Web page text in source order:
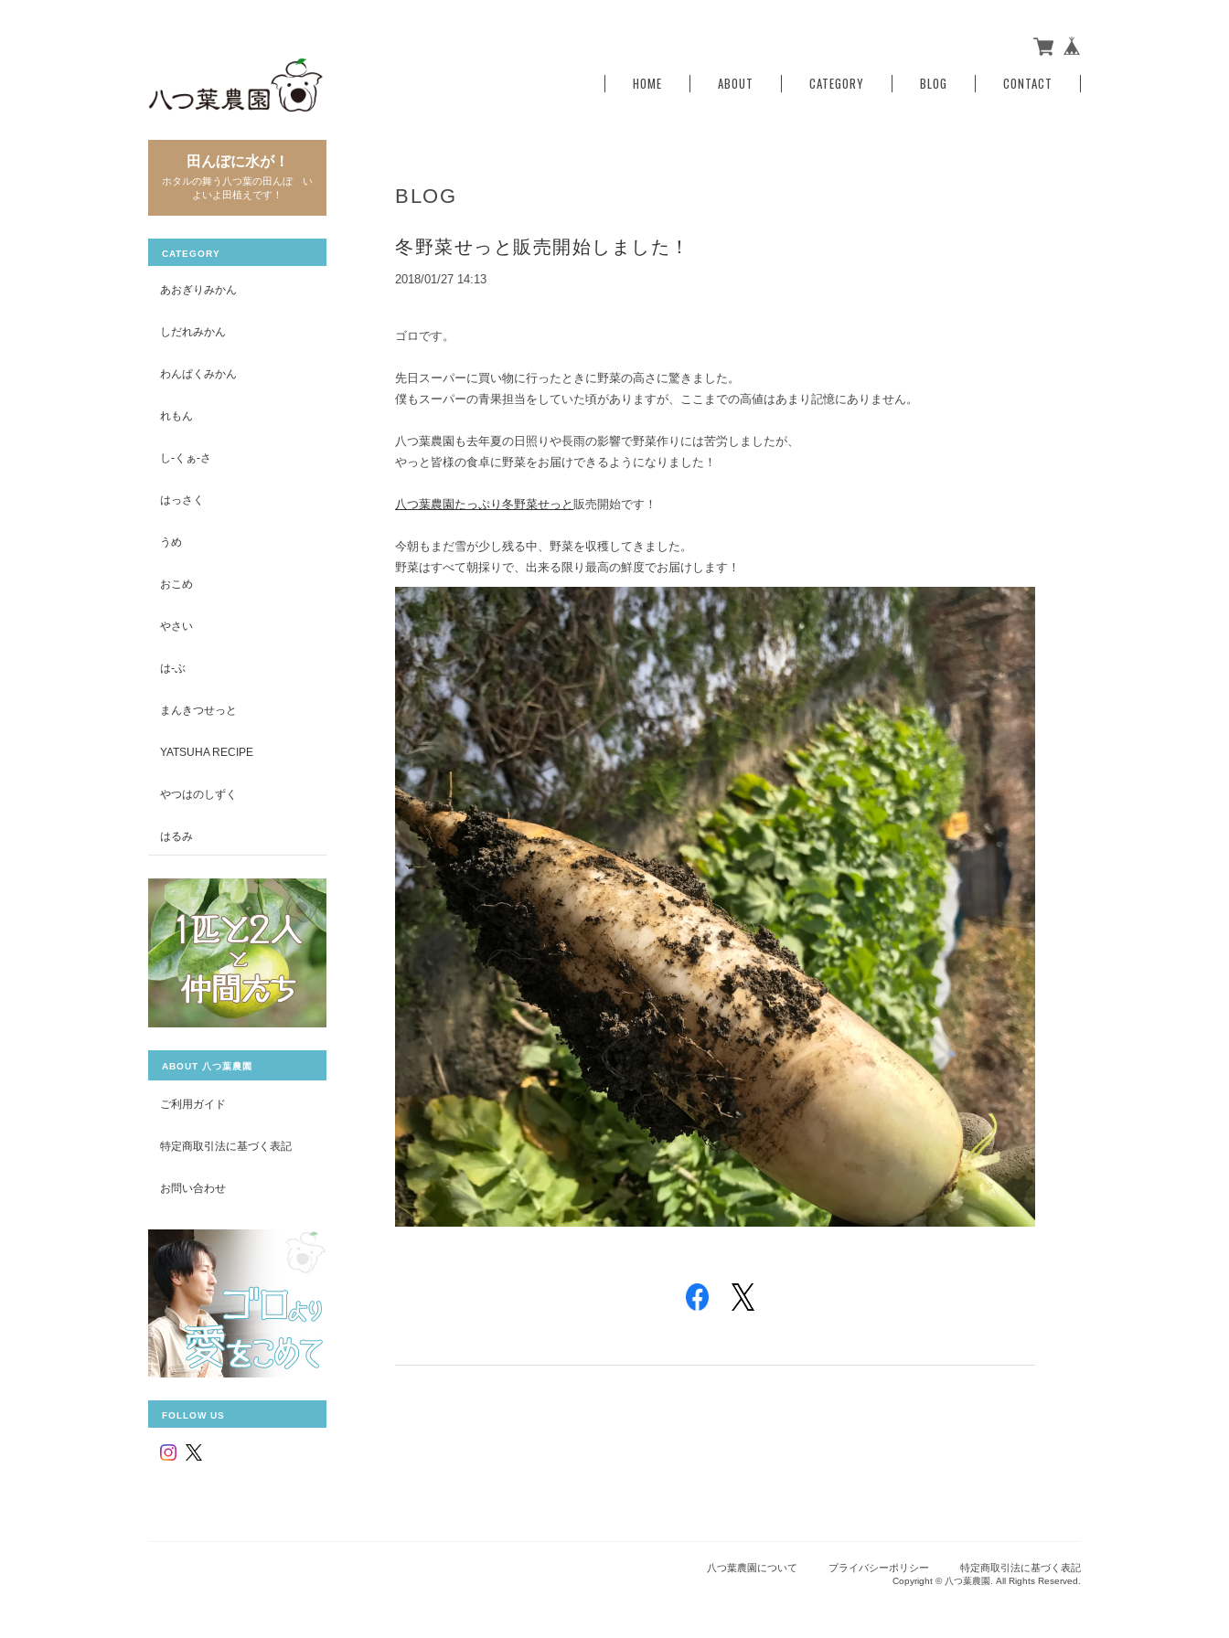
HOME ABOUT CATEGORY BLOG CONTACT
BLOG
冬野菜せっと販売開始しました！
2018/01/27 14:13
ゴロです。
先日スーパーに買い物に行ったときに野菜の高さに驚きました。
僕もスーパーの青果担当をしていた頃がありますが、ここまでの高値はあまり記憶にありません。
八つ葉農園も去年夏の日照りや長雨の影響で野菜作りには苦労しましたが、
やっと皆様の食卓に野菜をお届けできるようになりました！
八つ葉農園たっぷり冬野菜せっと 販売開始です！
今朝もまだ雪が少し残る中、野菜を収穫してきました。
野菜はすべて朝採りで、出来る限り最高の鮮度でお届けします！
田んぼに水が！
ホタルの舞う八つ葉の田んぼ い
よいよ田植えです！
CATEGORY
あおぎりみかん
しだれみかん
わんぱくみかん
れもん
し-くぁ-さ
はっさく
うめ
おこめ
やさい
は-ぶ
まんきつせっと
YATSUHA RECIPE
やつはのしずく
はるみ
ABOUT 八つ葉農園
ご利用ガイド
特定商取引法に基づく表記
お問い合わせ
FOLLOW US
八つ葉農園について プライバシーポリシー 特定商取引法に基づく表記
Copyright © 八つ葉農園. All Rights Reserved.